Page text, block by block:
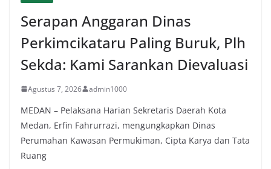
Serapan Anggaran Dinas
Perkimcikataru Paling Buruk, Plh
Sekda: Kami Sarankan Dievaluasi
Agustus 7, 2026 admin1000
MEDAN – Pelaksana Harian Sekretaris Daerah Kota
Medan, Erfin Fahrurrazi, mengungkapkan Dinas
Perumahan Kawasan Permukiman, Cipta Karya dan Tata
Ruang